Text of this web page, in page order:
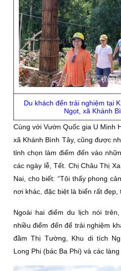
Du khách đến trải nghiệm tại
Ngọt, xã Khánh
Cùng với Vườn Quốc gia U Minh
xã Khánh Bình Tây, cũng được
tỉnh chọn làm điểm đến vào
các ngày lễ, Tết. Chị Châu Thị
Nai, cho biết: “Tôi thấy phong
nơi khác, đặc biệt là biển rất đẹp,
Ngoài hai điểm du lịch nói
nhiều điểm đến để trải nghiệm
đầm Thị Tường, Khu di tích
Long Phi (bác Ba Phi) và các